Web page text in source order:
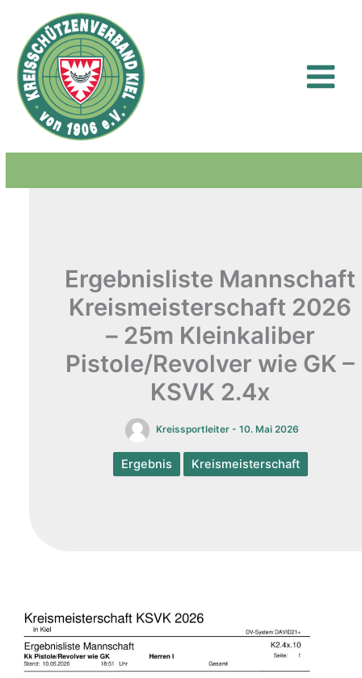
springen
Ergebnisliste Mannschaft
Kreismeisterschaft 2026
– 25m Kleinkaliber
Pistole/Revolver wie GK –
KSVK 2.4x
Kreissportleiter-10. Mai 2026
Ergebnis Kreismeisterschaft